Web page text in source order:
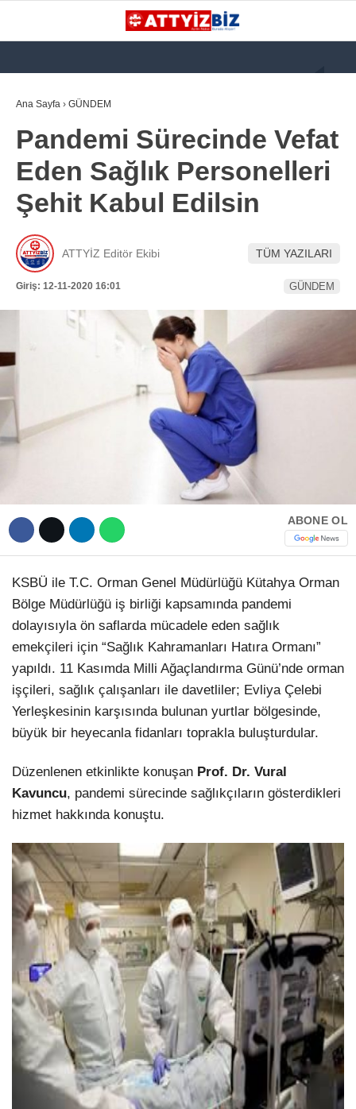
WhatsApp İhbar
Hattı
Facebook
TikTok
Dribbble
Telegram
KATEGORİLER
GÜNDEM
112 ACİL
ATT
PARAMEDİK (AABT)
Ana Sayfa › GÜNDEM
Pandemi Sürecinde Vefat
Eden Sağlık Personelleri
Şehit Kabul Edilsin
ATTYİZ Editör Ekibi TÜM YAZILARI
Giriş: 12-11-2020 16:01 GÜNDEM
ABONE OL
KSBÜ ile T.C. Orman Genel Müdürlüğü Kütahya Orman
Bölge Müdürlüğü iş birliği kapsamında pandemi
dolayısıyla ön saflarda mücadele eden sağlık
emekçileri için “Sağlık Kahramanları Hatıra Ormanı”
yapıldı. 11 Kasımda Milli Ağaçlandırma Günü’nde orman
işçileri, sağlık çalışanları ile davetliler; Evliya Çelebi
Yerleşkesinin karşısında bulunan yurtlar bölgesinde,
büyük bir heyecanla fidanları toprakla buluşturdular.
Düzenlenen etkinlikte konuşan Prof. Dr. Vural
Kavuncu, pandemi sürecinde sağlıkçıların gösterdikleri
hizmet hakkında konuştu.